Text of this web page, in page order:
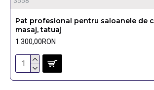
Pat profesional pentru saloanele de
masaj, tatuaj
1.300,00RON